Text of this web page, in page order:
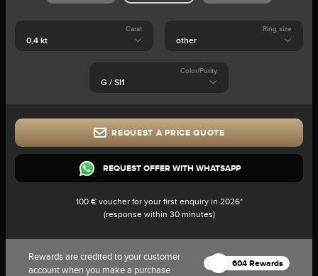
Carat Ring size
Color/Purity
REQUEST A PRICE QUOTE
REQUEST OFFER WITH WHATSAPP
100 € voucher for your first enquiry in 2026*
(response within 30 minutes)
Rewards are credited to your customer
account when you make a purchase
604 Rewards